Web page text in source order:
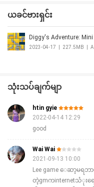
Offline
Bottle
Shooting
Epic
Ultimate
ယခင်ဗားရှင်း
Diggy's Adventure:
2023-04-17 227.5MB
သုံးသပ်ချက်မျာ
htin gyie
2022-04-14 12:29
good
Wai Wai
2021-09-13 10:00
Lee game ေဆာ့မရဘ
တဲ့gmကinternetသံုးရ